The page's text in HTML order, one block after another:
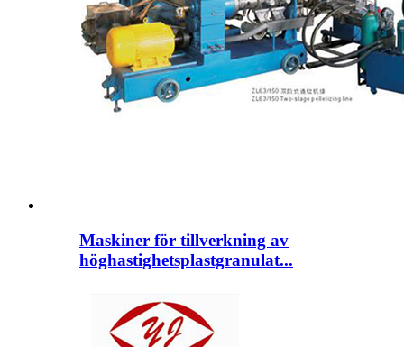
Maskiner för tillverkning av
höghastighetsplastgranulat...